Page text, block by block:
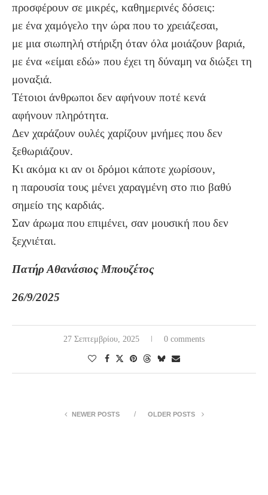
προσφέρουν σε μικρές, καθημερινές δόσεις:
με ένα χαμόγελο την ώρα που το χρειάζεσαι,
με μια σιωπηλή στήριξη όταν όλα μοιάζουν βαριά,
με ένα «είμαι εδώ» που έχει τη δύναμη να διώξει τη
μοναξιά.
Τέτοιοι άνθρωποι δεν αφήνουν ποτέ κενά
αφήνουν πληρότητα.
Δεν χαράζουν ουλές χαρίζουν μνήμες που δεν
ξεθωριάζουν.
Κι ακόμα κι αν οι δρόμοι κάποτε χωρίσουν,
η παρουσία τους μένει χαραγμένη στο πιο βαθύ
σημείο της καρδιάς.
Σαν άρωμα που επιμένει, σαν μουσική που δεν
ξεχνιέται.
Πατήρ Αθανάσιος Μπουζέτος
26/9/2025
27 Σεπτεμβρίου, 2025 0 comments
NEWER POSTS OLDER POSTS